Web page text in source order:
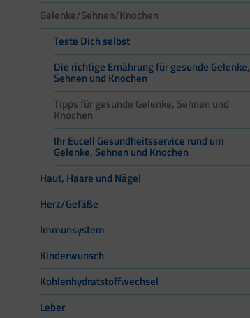
Gelenke/Sehnen/Knochen
Teste Dich selbst
Die richtige Ernährung für gesunde Gelenke,
Sehnen und Knochen
Tipps für gesunde Gelenke, Sehnen und
Knochen
Ihr Eucell Gesundheitsservice rund um
Gelenke, Sehnen und Knochen
Haut, Haare und Nägel
Herz/Gefäße
Immunsystem
Kinderwunsch
Kohlenhydratstoffwechsel
Leber